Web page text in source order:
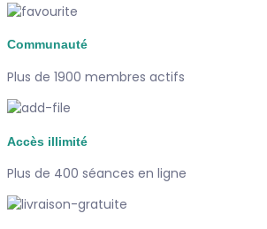
Communauté
Plus de 1900 membres actifs
Accès illimité
Plus de 400 séances en ligne